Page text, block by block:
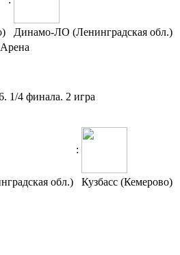
Динамо-ЛО (Ленинградская обл.)
1/4 финала. 2 игра
:
обл.) Кузбасс (Кемерово)